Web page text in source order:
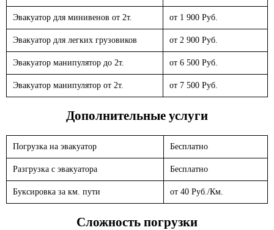
Эвакуатор для минивенов от 2т. от 1 900 Руб.
Эвакуатор для легких грузовиков от 2 900 Руб.
Эвакуатор манипулятор до 2т. от 6 500 Руб.
Эвакуатор манипулятор от 2т. от 7 500 Руб.
Дополнительные услуги
Погрузка на эвакуатор Бесплатно
Разгрузка с эвакуатора Бесплатно
Буксировка за км. пути от 40 Руб./Км.
Сложность погрузки